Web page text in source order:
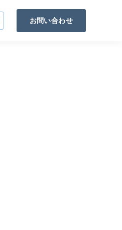
お問い合わせ